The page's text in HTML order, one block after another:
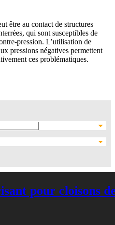
être au contact de structures
qui sont susceptibles de
pression. L’utilisation de
pressions négatives permettent
ces problématiques.
pour cloisons